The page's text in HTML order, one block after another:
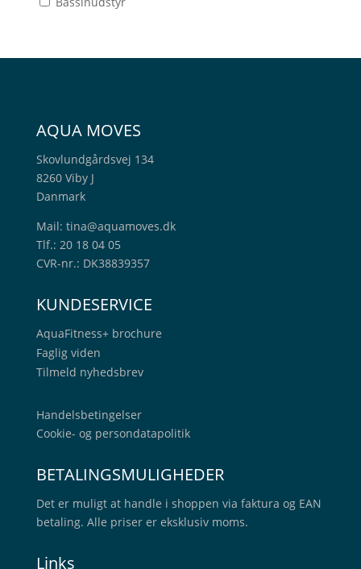
AQUA MOVES
Skovlundgårdsvej 134
8260 Viby J
Danmark
Mail: tina@aquamoves.dk
Tlf.: 20 18 04 05
CVR-nr.: DK38839357
KUNDESERVICE
AquaFitness+ brochure
Faglig viden
Tilmeld nyhedsbrev
Handelsbetingelser
Cookie- og persondatapolitik
BETALINGSMULIGHEDER
Det er muligt at handle i shoppen via faktura og EAN
betaling. Alle priser er eksklusiv moms.
Links